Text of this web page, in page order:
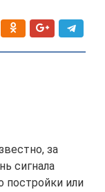
за
сигнала
постройки или